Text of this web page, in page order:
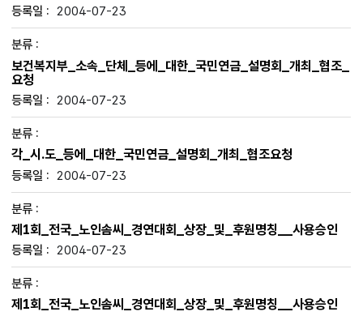
2004-07-23
보건복지부_소속_단체_등에_대한_국민연금_설명회_개최_협조_
요청
2004-07-23
각_시.도_등에_대한_국민연금_설명회_개최_협조요청
2004-07-23
제1회_전국_노인솜씨_경연대회_상장_및_후원명칭__사용승인
2004-07-23
제1회_전국_노인솜씨_경연대회_상장_및_후원명칭__사용승인